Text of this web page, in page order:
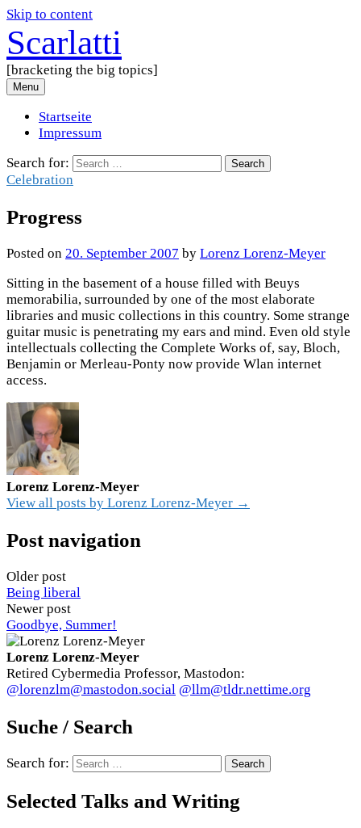
Skip to content
Scarlatti
[bracketing the big topics]
Menu
Startseite
Impressum
Search for:
Celebration
Progress
Posted on 20. September 2007 by Lorenz Lorenz-Meyer
Sitting in the basement of a house filled with Beuys
memorabilia, surrounded by one of the most elaborate
libraries and music collections in this country. Some strange
guitar music is penetrating my ears and mind. Even old style
intellectuals collecting the Complete Works of, say, Bloch,
Benjamin or Merleau-Ponty now provide Wlan internet
access.
Lorenz Lorenz-Meyer
View all posts by Lorenz Lorenz-Meyer →
Post navigation
Older post
Being liberal
Newer post
Goodbye, Summer!
Lorenz Lorenz-Meyer
Retired Cybermedia Professor, Mastodon:
@lorenzlm@mastodon.social @llm@tldr.nettime.org
Suche / Search
Search for:
Selected Talks and Writing